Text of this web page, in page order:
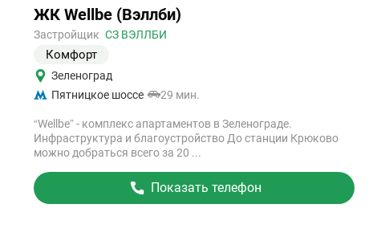
Ссылка
на
объект
ЖК Wellbe (Вэллби)
Застройщик СЗ ВЭЛЛБИ
Комфорт
Зеленоград
Пятницкое шоссе
29 мин.
“Wellbe” - комплекс апартаментов в Зеленограде.
Инфраструктура и благоустройство До станции Крюково
можно добраться всего за 20 ...
Показать телефон